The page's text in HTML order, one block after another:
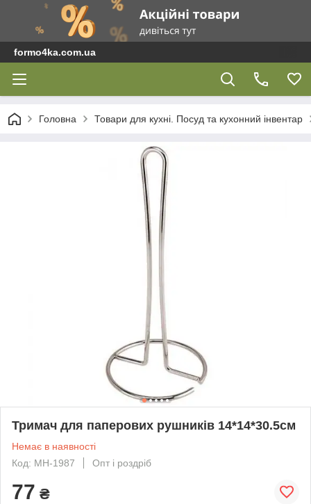
formo4ka.com.ua
Головна Товари для кухні. Посуд та кухонний інвентар
Тримач для паперових рушників 14*14*30.5см
Немає в наявності
Код: MH-1987
Опт і роздріб
77 ₴